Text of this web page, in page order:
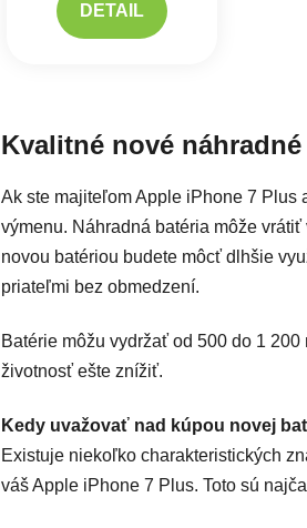
DETAIL
Kvalitné nové
Ak ste majiteľom Apple iPhone 7 Plus
výmenu. Náhradná batéria môže
novou batériou budete môcť dlhšie
priateľmi bez obmedzení.
Batérie môžu vydržať od 500 do 1
životnosť ešte znížiť.
Kedy uvažovať nad kúpou novej
Existuje niekoľko charakteristických
váš Apple iPhone 7 Plus. Toto sú